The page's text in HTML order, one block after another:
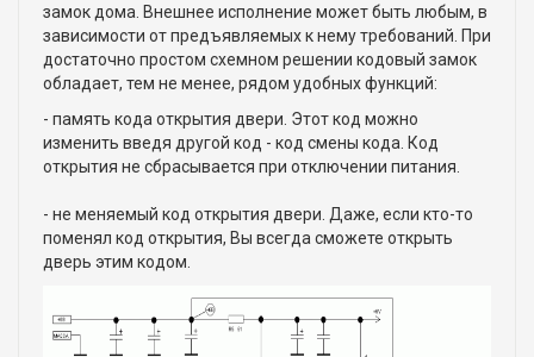
замок дома. Внешнее исполнение может быть любым, в
зависимости от предъявляемых к нему требований. При
достаточно простом схемном решении кодовый замок
обладает, тем не менее, рядом удобных функций:
- память кода открытия двери. Этот код можно
изменить введя другой код - код смены кода. Код
открытия не сбрасывается при отключении питания.
- не меняемый код открытия двери. Даже, если кто-то
поменял код открытия, Вы всегда сможете открыть
дверь этим кодом.